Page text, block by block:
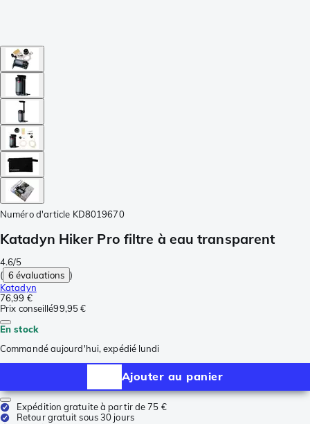
Numéro d'article KD8019670
Katadyn Hiker Pro filtre à eau transparent
4.6/5
( 6 évaluations )
Katadyn
76,99 €
Prix conseillé99,95 €
En stock
Commandé aujourd'hui, expédié lundi
Ajouter au panier
Expédition gratuite à partir de 75 €
Retour gratuit sous 30 jours